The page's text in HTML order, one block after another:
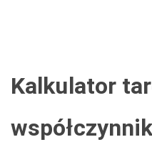
Kalkulator